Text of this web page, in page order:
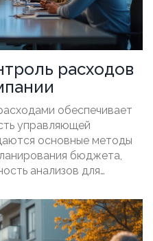
расходов
обеспечивает
управляющей
основные методы
бюджета,
анализов для